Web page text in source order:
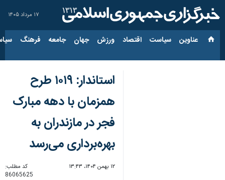
۱۷ مرداد ۱۴۰۵
عناوین‌ سیاست اقتصاد ورزش جهان جامعه فرهنگ
استاندار: ۱۰۱۹ طرح
همزمان با دهه مبارک
فجر در مازندران به
بهره‌برداری می‌رسد
۱۲ بهمن ۱۴۰۴، ۱۳:۴۳
کد مطلب:
86065625